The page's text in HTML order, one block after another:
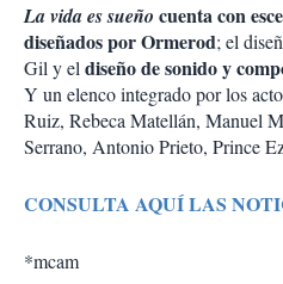
La vida es sueño cuenta con
diseñados por Ormerod; el
Gil y eldiseño de sonido y
Y un elenco integrado por los
Ruiz, Rebeca Matellán, Manuel
Serrano, Antonio Prieto, Prince
CONSULTA AQUÍ LAS
*mcam